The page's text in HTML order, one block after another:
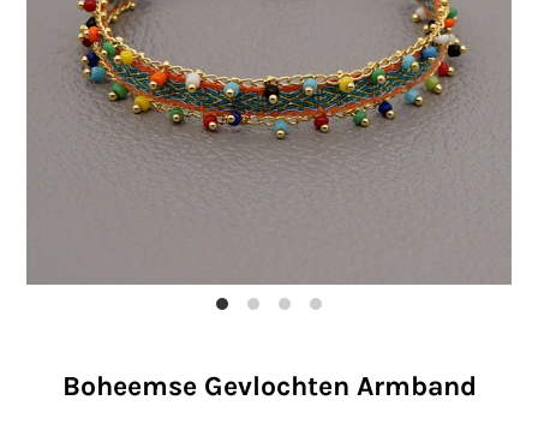
Boheemse Gevlochten Armband